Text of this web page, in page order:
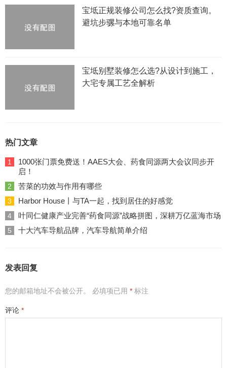
宝坻正规装修公司怎么找?资质查询。
避坑步骡与本地可靠名单
宝坻别墅装修怎么选?从设计到施工，
大宅专属工艺全解析
热门文章
1
1000张门票免费送！AAES大会、药食同源两大会议同步开
启！
2 苦菜的功效与作用有哪些
3 Harbor House丨与TA一起，找到居住的好感觉
4 叶同仁健康产业完善“药食同源”战略拼图，深耕万亿蓝海市场
5 十大汽车导航品牌，汽车导航简单介绍
发表回复
您的邮箱地址不会被公开。 必填项已用 * 标注
评论 *